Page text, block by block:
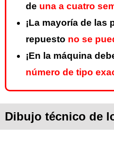
de una a cuatro
¡La mayoría de las
repuesto no se
¡En la máquina
número de tipo
Dibujo técnico de